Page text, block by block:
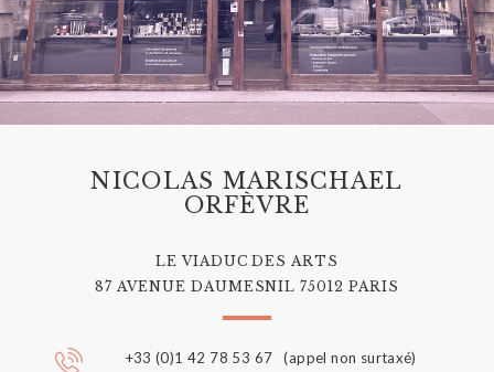
NICOLAS MARISCHAEL
ORFÈVRE
LE VIADUC DES ARTS
87 AVENUE DAUMESNIL 75012 PARIS
+33 (0)1 42 78 53 67 (appel non surtaxé)